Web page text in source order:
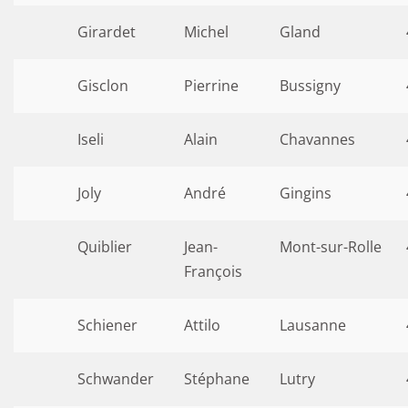
Girardet Michel Gland
Gisclon Pierrine Bussigny
Iseli Alain Chavannes
Joly André Gingins
Quiblier
Jean-
François
Mont-sur-Rolle
Schiener Attilo Lausanne
Schwander Stéphane Lutry